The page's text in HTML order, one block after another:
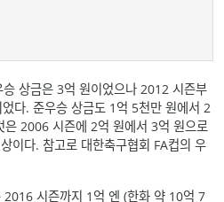
상금은 3억 원이었으나 2012 시즌부
다. 준우승 상금도 1억 5천만 원에서 2
은 2006 시즌에 2억 원에서 3억 원으로
이다. 참고로 대한축구협회 FA컵의 우
2016 시즌까지 1억 엔 (한화 약 10억 7